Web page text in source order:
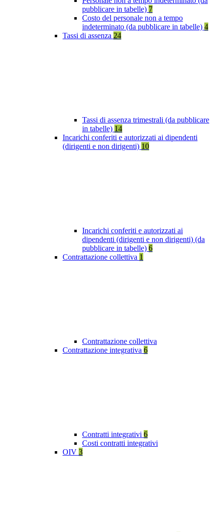
pubblicare in tabelle) 7
Costo del personale non a tempo
indeterminato (da pubblicare in tabelle) 4
Tassi di assenza 24
Tassi di assenza trimestrali (da pubblicare
in tabelle) 14
Incarichi conferiti e autorizzati ai dipendenti
(dirigenti e non dirigenti) 10
Incarichi conferiti e autorizzati ai
dipendenti (dirigenti e non dirigenti) (da
pubblicare in tabelle) 6
Contrattazione collettiva 1
Contrattazione collettiva
Contrattazione integrativa 6
Contratti integrativi 6
Costi contratti integrativi
OIV 3